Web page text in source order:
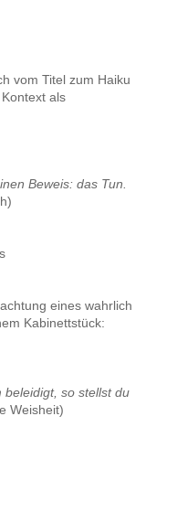
vom Titel zum Haiku
als
Beweis: das Tun.
eines wahrlich
Kabinettstück:
so stellst du